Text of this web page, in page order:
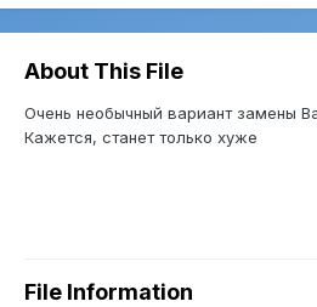
About This File
Очень необычный вариант замены
Кажется, станет только хуже
File Information